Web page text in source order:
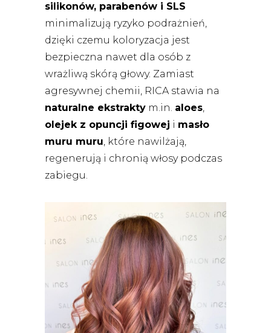
silikonów, parabenów i SLS
minimalizują ryzyko podrażnień,
dzięki czemu koloryzacja jest
bezpieczna nawet dla osób z
wrażliwą skórą głowy. Zamiast
agresywnej chemii, RICA stawia na
naturalne ekstrakty m.in. aloes,
olejek z opuncji figowej i masło
muru muru, które nawilżają,
regenerują i chronią włosy podczas
zabiegu.